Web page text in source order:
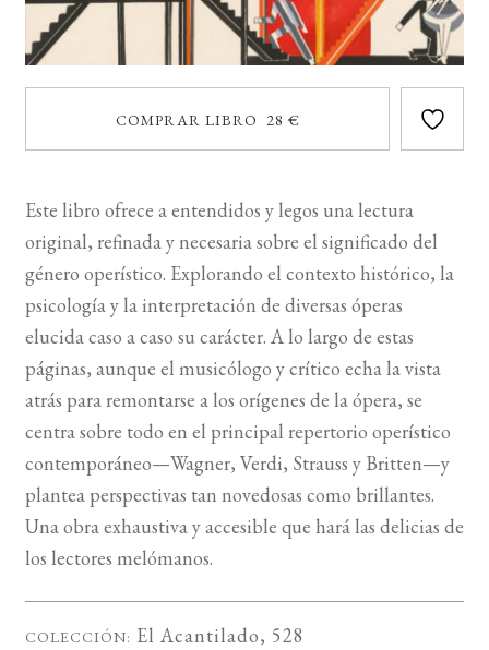
COMPRAR LIBRO 28 €
Este libro ofrece a entendidos y legos una lectura
original, refinada y necesaria sobre el significado del
género operístico. Explorando el contexto histórico, la
psicología y la interpretación de diversas óperas
elucida caso a caso su carácter. A lo largo de estas
páginas, aunque el musicólogo y crítico echa la vista
atrás para remontarse a los orígenes de la ópera, se
centra sobre todo en el principal repertorio operístico
contemporáneo—Wagner, Verdi, Strauss y Britten—y
plantea perspectivas tan novedosas como brillantes.
Una obra exhaustiva y accesible que hará las delicias de
los lectores melómanos.
COLECCIÓN: El Acantilado, 528